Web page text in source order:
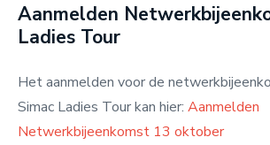
Aanmelden
Ladies Tour
Het aanmelden voor de
Simac Ladies Tour kan hier: Aanmelden
Netwerkbijeenkomst 13 oktober